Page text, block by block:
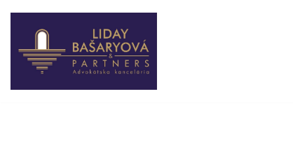
Preskočiť